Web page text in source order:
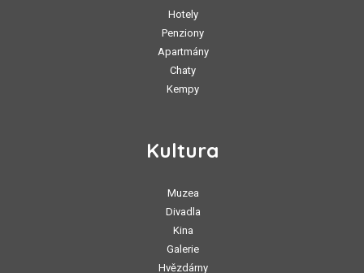
Hotely
Penziony
Apartmány
Chaty
Kempy
Kultura
Muzea
Divadla
Kina
Galerie
Hvězdárny